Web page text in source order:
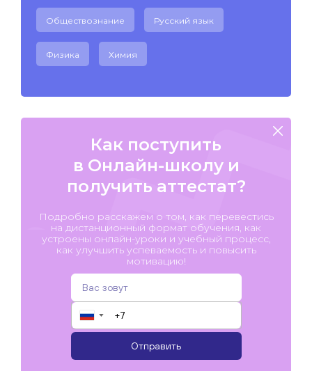
Обществознание Русский язык
Физика Химия
Как поступить
в Онлайн-школу и
получить аттестат?
Подробно расскажем о том, как перевестись
на дистанционный формат обучения, как
устроены онлайн-уроки и учебный процесс,
как улучшить успеваемость и повысить
мотивацию!
▼
Отправить